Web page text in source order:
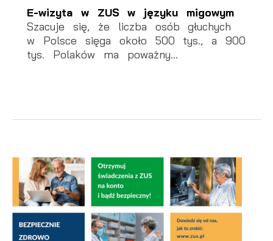
E-wizyta w ZUS w języku migowym
Szacuje się, że liczba osób głuchych
w Polsce sięga około 500 tys., a 900
tys. Polaków ma poważny...